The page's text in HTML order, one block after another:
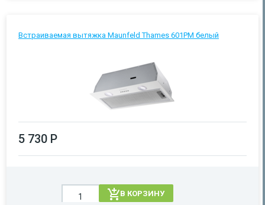
Встраиваемая вытяжка Maunfeld Thames 601PM белый
5 730 Р
В КОРЗИНУ